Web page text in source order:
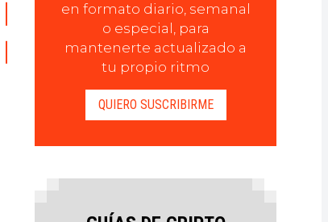
en formato diario, semanal
o especial, para
mantenerte actualizado a
tu propio ritmo
QUIERO SUSCRIBIRME